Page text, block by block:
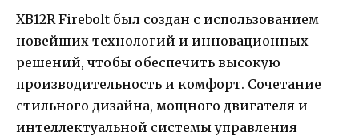
XB12R Firebolt был создан с использованием
новейших технологий и инновационных
решений, чтобы обеспечить высокую
производительность и комфорт. Сочетание
стильного дизайна, мощного двигателя и
интеллектуальной системы управления